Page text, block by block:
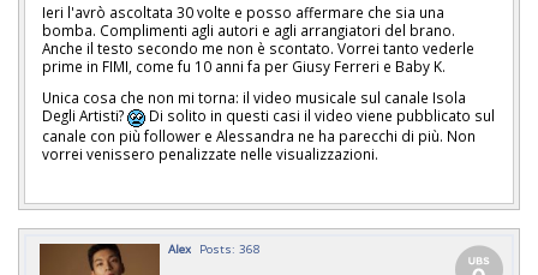
Ieri l'avrò ascoltata 30 volte e posso affermare che sia una
bomba. Complimenti agli autori e agli arrangiatori del brano.
Anche il testo secondo me non è scontato. Vorrei tanto vederle
prime in FIMI, come fu 10 anni fa per Giusy Ferreri e Baby K.
Unica cosa che non mi torna: il video musicale sul canale Isola
Degli Artisti?
Di solito in questi casi il video viene pubblicato sul
canale con più follower e Alessandra ne ha parecchi di più. Non
vorrei venissero penalizzate nelle visualizzazioni.
Alex Posts: 368